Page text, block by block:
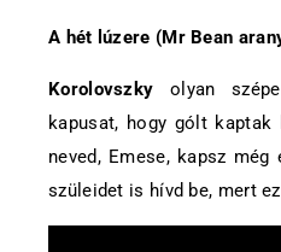
A hét lúzere (Mr Bean
Korolovszky olyan
kapusat, hogy gólt kaptak
neved, Emese, kapsz
szüleidet is hívd be, mert